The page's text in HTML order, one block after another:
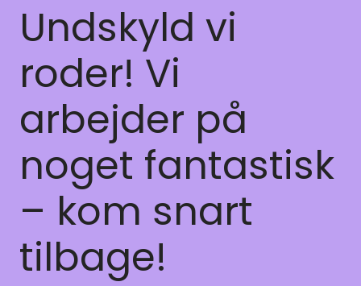
Undskyld vi
roder! Vi
arbejder på
noget fantastisk
– kom snart
tilbage!